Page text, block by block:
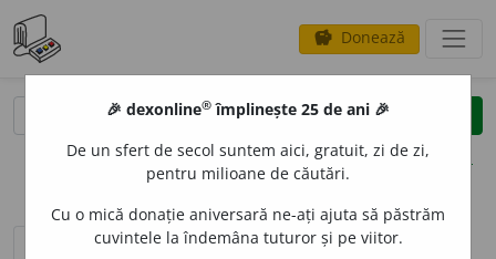
savings Donează
clear
opțiuni
definiții (1)
🎉 dexonline® împlinește 25 de ani 🎉
De un sfert de secol suntem aici, gratuit, zi de zi,
pentru milioane de căutări.
Cu o mică donație aniversară ne-ați ajuta să păstrăm
cuvintele la îndemâna tuturor și pe viitor.